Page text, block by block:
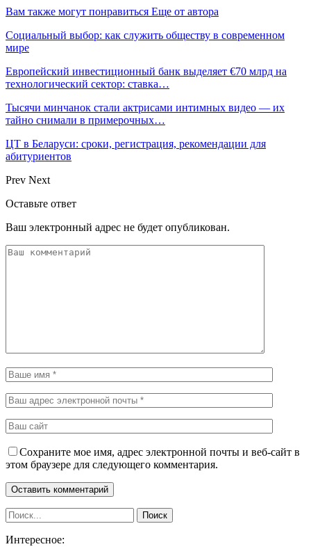
Вам также могут понравиться Еще от автора
Социальный выбор: как служить обществу в современном
мире
Европейский инвестиционный банк выделяет €70 млрд на
технологический сектор: ставка…
Тысячи минчанок стали актрисами интимных видео — их
тайно снимали в примерочных…
ЦТ в Беларуси: сроки, регистрация, рекомендации для
абитуриентов
Prev Next
Оставьте ответ
Ваш электронный адрес не будет опубликован.
Сохраните мое имя, адрес электронной почты и веб-сайт в
этом браузере для следующего комментария.
Интересное: